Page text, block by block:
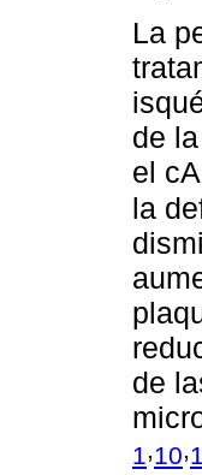
La
de
el
la
de
1 ,10,